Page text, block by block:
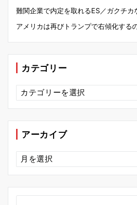
難関企業で内定を取れるES／ガクチカ
アメリカは再びトランプで右傾化する
カテゴリー
カ
テ
ゴ
ー
アーカイブ
ア
ー
カ
ブ